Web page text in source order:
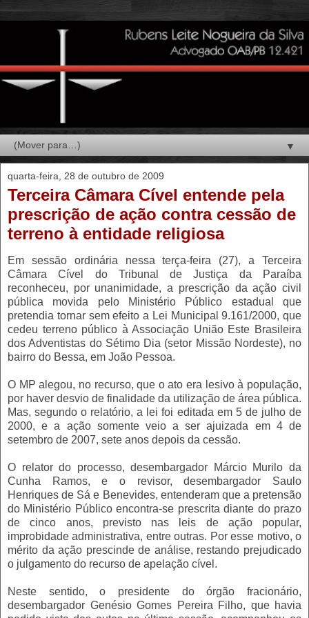
▼
quarta-feira, 28 de outubro de 2009
Terceira Câmara Cível entende pela
prescrição de ação contra cessão de
terreno à entidade religiosa
Em sessão ordinária nessa terça-feira (27), a Terceira
Câmara Cível do Tribunal de Justiça da Paraíba
reconheceu, por unanimidade, a prescrição da ação civil
pública movida pelo Ministério Público estadual que
pretendia tornar sem efeito a Lei Municipal 9.161/2000, que
cedeu terreno público à Associação União Este Brasileira
dos Adventistas do Sétimo Dia (setor Missão Nordeste), no
bairro do Bessa, em João Pessoa.
O MP alegou, no recurso, que o ato era lesivo à população,
por haver desvio de finalidade da utilização de área pública.
Mas, segundo o relatório, a lei foi editada em 5 de julho de
2000, e a ação somente veio a ser ajuizada em 4 de
setembro de 2007, sete anos depois da cessão.
O relator do processo, desembargador Márcio Murilo da
Cunha Ramos, e o revisor, desembargador Saulo
Henriques de Sá e Benevides, entenderam que a pretensão
do Ministério Público encontra-se prescrita diante do prazo
de cinco anos, previsto nas leis de ação popular,
improbidade administrativa, entre outras. Por esse motivo, o
mérito da ação prescinde de análise, restando prejudicado
o julgamento do recurso de apelação cível.
Neste sentido, o presidente do órgão fracionário,
desembargador Genésio Gomes Pereira Filho, que havia